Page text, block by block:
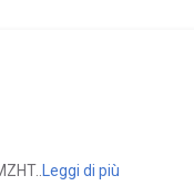
Leggi di più